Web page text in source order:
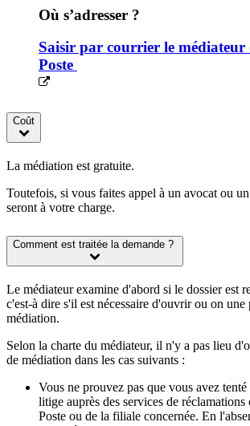
Où s’adresser ?
Saisir par courrier le
Poste
Coût
La médiation est gratuite.
Toutefois, si vous faites appel à un avocat ou
seront à votre charge.
Comment est traitée la demande ?
Le médiateur examine d'abord si le dossier est
c'est-à dire s'il est nécessaire d'ouvrir ou on une
médiation.
Selon la charte du médiateur, il n'y a pas lieu
de médiation dans les cas suivants :
Vous ne prouvez pas que vous avez tenté
litige auprès des services de réclamations
Poste ou de la filiale concernée. En